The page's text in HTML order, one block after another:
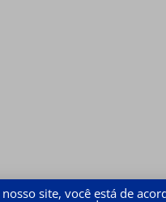
site, você está de